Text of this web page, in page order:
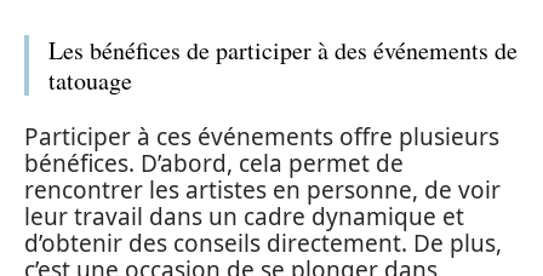
Les bénéfices de participer à des événements de
tatouage
Participer à ces événements offre plusieurs
bénéfices. D’abord, cela permet de
rencontrer les artistes en personne, de voir
leur travail dans un cadre dynamique et
d’obtenir des conseils directement. De plus,
c’est une occasion de se plonger dans